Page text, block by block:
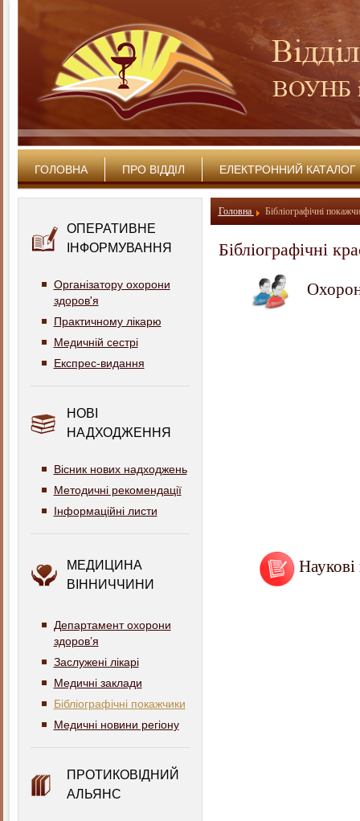
ГОЛОВНА ПРО ВІДДІЛ ЕЛЕКТРОННИЙ КАТАЛОГ
ОПЕРАТИВНЕ
ІНФОРМУВАННЯ
Організатору охорони
здоров'я
Практичному лікарю
Медичній сестрі
Експрес-видання
НОВІ
НАДХОДЖЕННЯ
Вісник нових надходжень
Методичні рекомендації
Інформаційні листи
МЕДИЦИНА
ВІННИЧЧИНИ
Департамент охорони
здоров’я
Заслужені лікарі
Медичні заклади
Бібліографічні покажчики
Медичні новини регіону
ПРОТИКОВІДНИЙ
АЛЬЯНС
Головна Бібліографічні
Бібліографічні
Наукові